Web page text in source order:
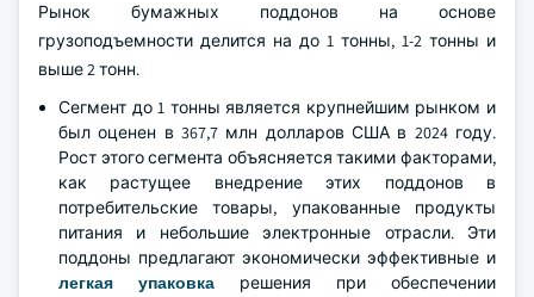
Рынок бумажных поддонов на основе
грузоподъемности делится на до 1 тонны, 1-2 тонны и
выше 2 тонн.
Сегмент до 1 тонны является крупнейшим рынком и
был оценен в 367,7 млн долларов США в 2024 году.
Рост этого сегмента объясняется такими факторами,
как растущее внедрение этих поддонов в
потребительские товары, упакованные продукты
питания и небольшие электронные отрасли. Эти
поддоны предлагают экономически эффективные и
легкая упаковка решения при обеспечении